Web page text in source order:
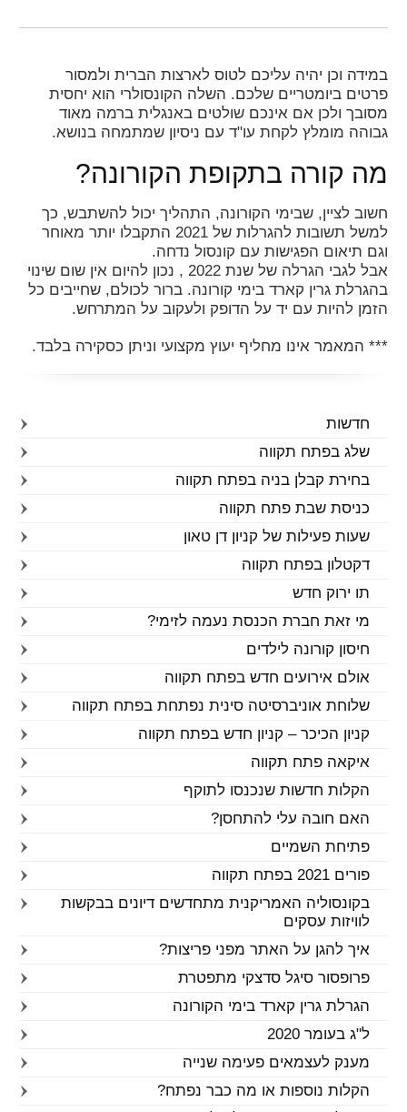
במידה וכן יהיה עליכם לטוס לארצות הברית ולמסור
פרטים ביומטריים שלכם. השלה הקונסולרי הוא יחסית
מסובך ולכן אם אינכם שולטים באנגלית ברמה מאוד
גבוהה מומלץ לקחת עו"ד עם ניסיון שמתמחה בנושא.
מה קורה בתקופת הקורונה?
חשוב לציין, שבימי הקורונה, התהליך יכול להשתבש, כך
למשל תשובות להגרלות של 2021 התקבלו יותר מאוחר
וגם תיאום הפגישות עם קונסול נדחה.
אבל לגבי הגרלה של שנת 2022 , נכון להיום אין שום שינוי
בהגרלת גרין קארד בימי קורונה. ברור לכולם, שחייבים כל
הזמן להיות עם יד על הדופק ולעקוב על המתרחש.
*** המאמר אינו מחליף יעוץ מקצועי וניתן כסקירה בלבד.
חדשות
שלג בפתח תקווה
בחירת קבלן בניה בפתח תקווה
כניסת שבת פתח תקווה
שעות פעילות של קניון דן טאון
דקטלון בפתח תקווה
תו ירוק חדש
מי זאת חברת הכנסת נעמה לזימי?
חיסון קורונה לילדים
אולם אירועים חדש בפתח תקווה
שלוחת אוניברסיטה סינית נפתחת בפתח תקווה
קניון הכיכר – קניון חדש בפתח תקווה
איקאה פתח תקווה
הקלות חדשות שנכנסו לתוקף
האם חובה עלי להתחסן?
פתיחת השמיים
פורים 2021 בפתח תקווה
בקונסוליה האמריקנית מתחדשים דיונים בבקשות
לוויזות עסקים
איך להגן על האתר מפני פריצות?
פרופסור סיגל סדצקי מתפטרת
הגרלת גרין קארד בימי הקורונה
ל"ג בעומר 2020
מענק לעצמאים פעימה שנייה
הקלות נוספות או מה כבר נפתח?